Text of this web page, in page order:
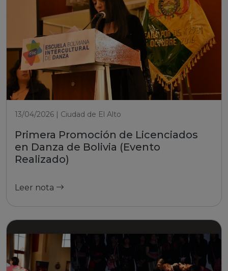
13/04/2026 | Ciudad de El Alto
Primera Promoción de Licenciados
en Danza de Bolivia (Evento
Realizado)
Leer nota